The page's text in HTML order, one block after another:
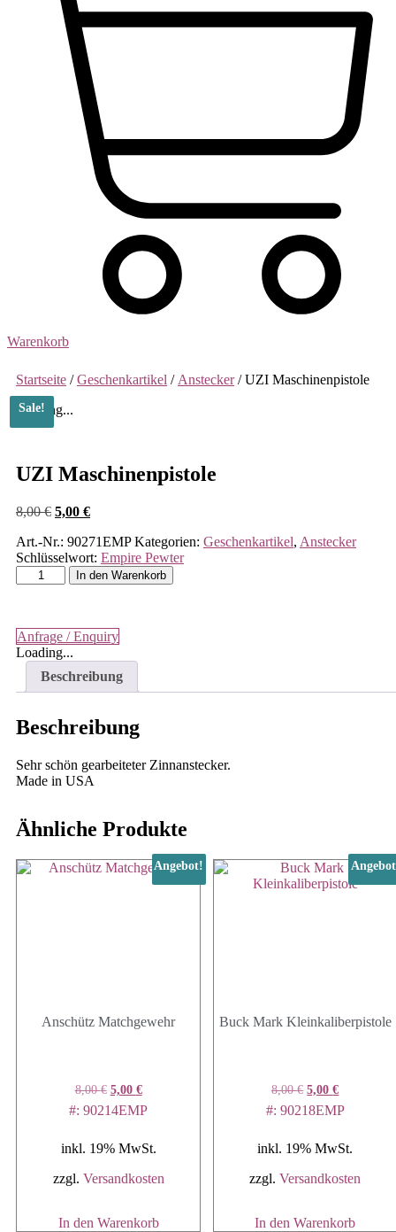
Warenkorb
Startseite /Geschenkartikel / Anstecker/ UZI Maschinenpistole
Loading...
Sale!
UZI Maschinenpistole
8,00€ Ursprünglicher
war:
8,00 €
5,00 €Aktueller
ist:
5,00 €.
Art.-Nr.: 90271EMP Kategorien: Geschenkartikel, Anstecker
Schlüsselwort: Empire Pewter
Maschinenpistole
In den Warenkorb
Anfrage / Enquiry
Loading...
Beschreibung
Beschreibung
Sehr schön gearbeiteter Zinnanstecker.
Made in USA
Ähnliche Produkte
Angebot!
Anschütz Matchgewehr
8,00€ Ursprünglicher
Preis
war:
5,00 €Aktueller
Preis
ist:
#: 90214EMP
inkl. 19% MwSt.
zzgl. Versandkosten
In den Warenkorb
Buck Mark Kleinkaliberpistole
8,00€ Ursprünglicher
Preis
war:
5,00€Aktueller
Preis
ist:
#: 90218EMP
inkl. 19% MwSt.
zzgl.Versandkosten
In den Warenkorb